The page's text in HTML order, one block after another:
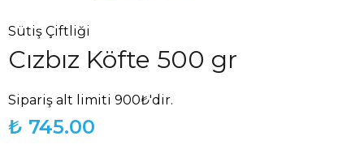
Sütiş Çiftliği
Cızbız Köfte 500 gr
Sipariş alt limiti 900₺'dir.
₺ 745.00